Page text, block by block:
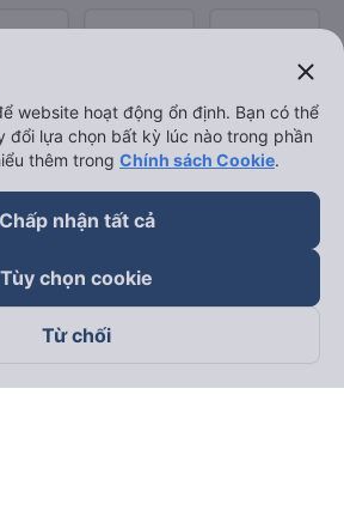
trên
close
website hoạt động ổn định. Bạn có thể
đổi lựa chọn bất kỳ lúc nào trong phần
thêm trong Chính sách Cookie.
Chấp nhận tất cả
Tùy chọn cookie
Từ chối